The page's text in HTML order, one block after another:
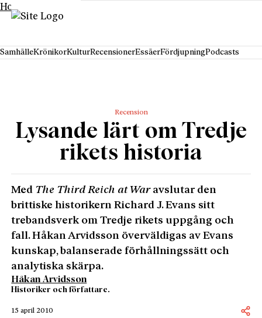
Hoppa till innehåll
SamhälleKrönikorKulturRecensionerEssäerFördjupningPodcasts
Recension
Lysande lärt om Tredje
rikets historia
Med The Third Reich at Waravslutar den
brittiske historikern Richard J. Evans sitt
trebandsverk om Tredje rikets uppgång och
fall. Håkan Arvidsson överväldigas av Evans
kunskap, balanserade förhållningssätt och
analytiska skärpa.
Håkan Arvidsson
Historiker och författare.
15 april 2010